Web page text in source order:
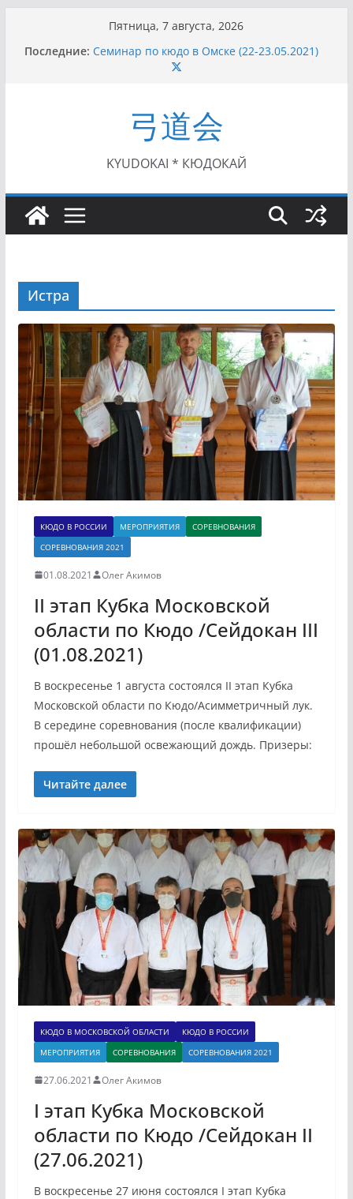
содержимому
Пятница, 7 августа, 2026
Последние: Семинар по кюдо в Омске (22-23.05.2021)
Чемпионат Росcии, Дёмино (2-5.09.2021)
II Кубок Посла Японии в России по Кюдо,
Орёл (25.07.2021)
I этап Кубка Московской области по Кюдо /
Сейдокан II (27.06.2021)
弓道会
KYUDOKAI * КЮДОКАЙ
Истра
КЮДО В РОССИИ МЕРОПРИЯТИЯ
СОРЕВНОВАНИЯ
СОРЕВНОВАНИЯ 2021
01.08.2021 Олег Акимов
II этап Кубка Московской
области по Кюдо /Сейдокан III
(01.08.2021)
В воскресенье 1 августа состоялся II этап Кубка
Московской области по Кюдо/Асимметричный лук.
В середине соревнования (после квалификации)
прошёл небольшой освежающий дождь. Призеры:
Читайте далее
КЮДО В МОСКОВСКОЙ ОБЛАСТИ
КЮДО В РОССИИ
МЕРОПРИЯТИЯ
СОРЕВНОВАНИЯ СОРЕВНОВАНИЯ 2021
27.06.2021 Олег Акимов
I этап Кубка Московской
области по Кюдо /Сейдокан II
(27.06.2021)
В воскресенье 27 июня состоялся I этап Кубка